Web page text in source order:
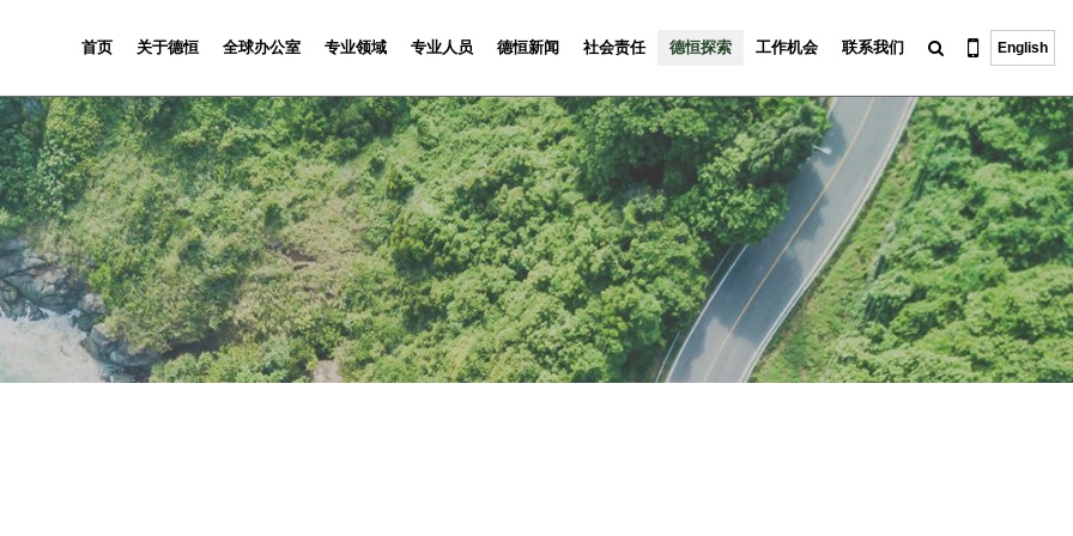
首页 关于德恒 全球办公室 专业领域 专业人员 德恒新闻 社会责任 德恒探索 工作机会 联系我们 English